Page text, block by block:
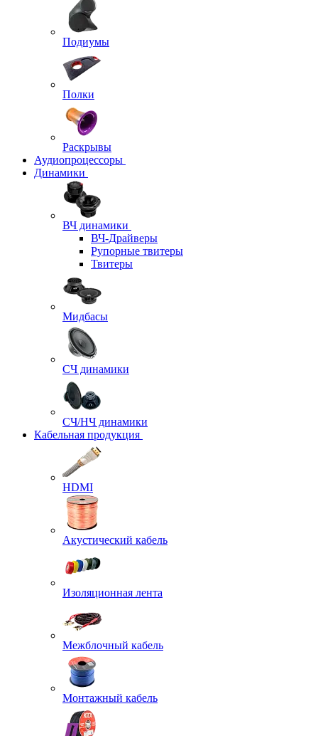
Подиумы
Полки
Раскрывы
Аудиопроцессоры
Динамики
ВЧ динамики
ВЧ-Драйверы
Рупорные твитеры
Твитеры
Мидбасы
СЧ динамики
СЧ/НЧ динамики
Кабельная продукция
HDMI
Акустический кабель
Изоляционная лента
Межблочный кабель
Монтажный кабель